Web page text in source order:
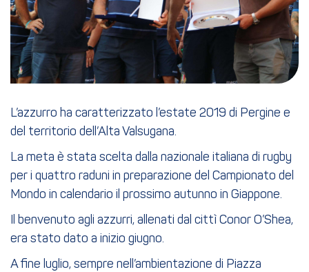
L’azzurro ha caratterizzato l’estate 2019 di Pergine e
del territorio dell’Alta Valsugana.
La meta è stata scelta dalla nazionale italiana di rugby
per i quattro raduni in preparazione del Campionato del
Mondo in calendario il prossimo autunno in Giappone.
Il benvenuto agli azzurri, allenati dal cittì Conor O’Shea,
era stato dato a inizio giugno.
A fine luglio, sempre nell’ambientazione di Piazza